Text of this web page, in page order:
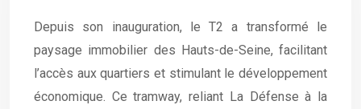
Depuis son inauguration, le T2 a transformé le
paysage immobilier des Hauts-de-Seine, facilitant
l’accès aux quartiers et stimulant le développement
économique. Ce tramway, reliant La Défense à la